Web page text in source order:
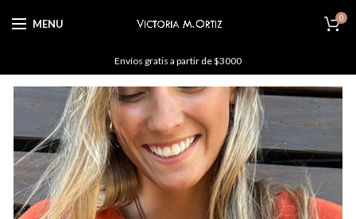
MENU 0
Envíos gratis a partir de $3000